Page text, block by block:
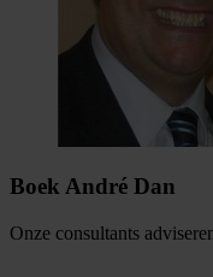
Boek André Dan
Onze consultants